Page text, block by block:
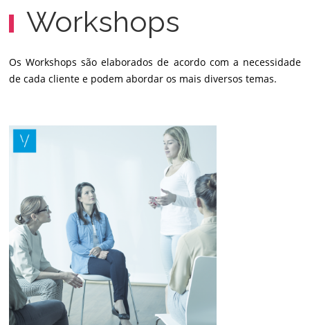
Workshops
Os Workshops são elaborados de acordo com a necessidade
de cada cliente e podem abordar os mais diversos temas.